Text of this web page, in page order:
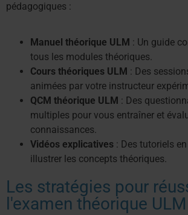
pédagogiques :
Manuel théorique ULM : Un guide
tous les modules théoriques.
Cours théoriques ULM : Des
animées par votre instructeur
QCM théorique ULM : Des
multiples pour vous entraîner et
connaissances.
Vidéos explicatives : Des tutoriels
illustrer les concepts théoriques.
Les stratégies pour
l'examen théorique ULM